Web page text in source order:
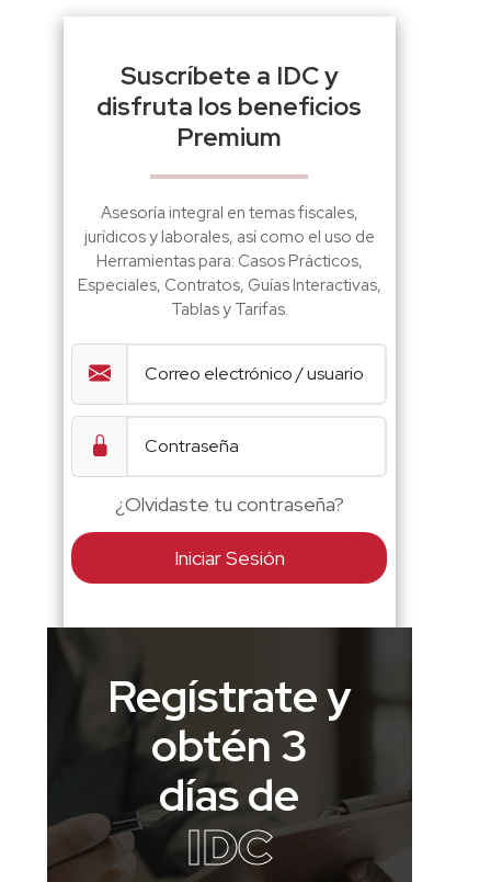
Suscríbete a IDC y
disfruta los beneficios
Premium
Asesoría integral en temas fiscales,
jurídicos y laborales, así como el uso de
Herramientas para: Casos Prácticos,
Especiales, Contratos, Guías Interactivas,
Tablas y Tarifas.
¿Olvidaste tu contraseña?
Iniciar Sesión
Regístrate y
obtén 3
días de
IDC